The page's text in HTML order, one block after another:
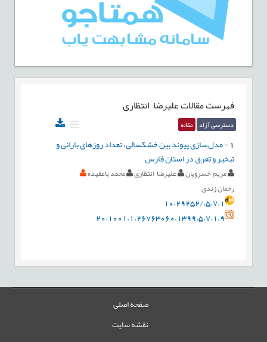
فهرست مقالاتعلیرضا انتظاری
دسترسی آزاد مقاله
-مدل‌سازی پیوند بین خشکسالی، تعداد روزهای بارانی و
تبخیر و تعرق در استان فارس
مریم خسرویان علیرضا انتظاری
محمد باعقیده
رحمان زندی
10.29252/.5.7.1
20.1001.1.26763060.1399.5.7.1.9
صفحه اصلی
نقشه سایت